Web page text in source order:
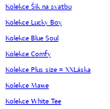
Kolekce Šik na svatbu
Kolekce Lucky Boy
Kolekce Blue Soul
Kolekce Comfy
Kolekce Plus size = XXLáska
Kolekce Mawe
Kolekce White Tee